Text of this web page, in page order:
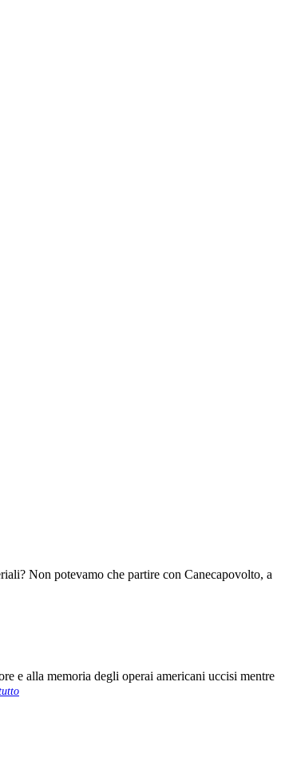
Non potevamo che partire con Canecapovolto, a
e alla memoria degli operai americani uccisi mentre